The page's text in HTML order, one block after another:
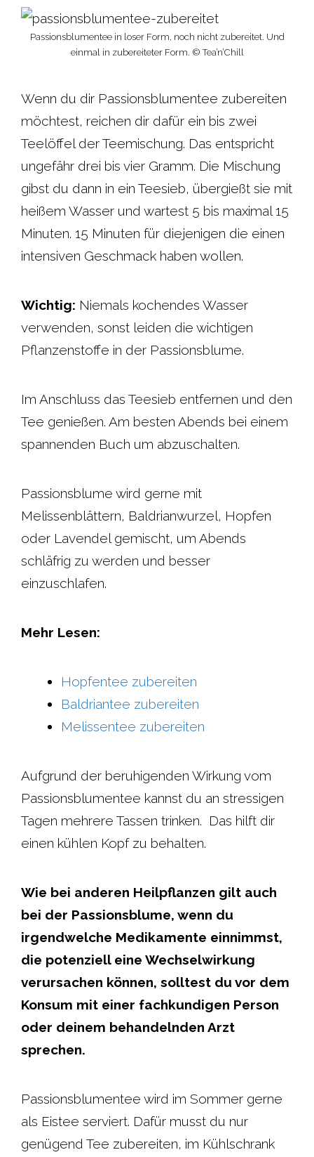
Passionsblumentee in loser Form, noch nicht zubereitet. Und
einmal in zubereiteter Form. © Tea’n’Chill
Wenn du dir Passionsblumentee zubereiten
möchtest, reichen dir dafür ein bis zwei
Teelöffel der Teemischung. Das entspricht
ungefähr drei bis vier Gramm. Die Mischung
gibst du dann in ein Teesieb, übergießt sie mit
heißem Wasser und wartest 5 bis maximal 15
Minuten. 15 Minuten für diejenigen die einen
intensiven Geschmack haben wollen.
Wichtig: Niemals kochendes Wasser
verwenden, sonst leiden die wichtigen
Pflanzenstoffe in der Passionsblume.
Im Anschluss das Teesieb entfernen und den
Tee genießen. Am besten Abends bei einem
spannenden Buch um abzuschalten.
Passionsblume wird gerne mit
Melissenblättern, Baldrianwurzel, Hopfen
oder Lavendel gemischt, um Abends
schläfrig zu werden und besser
einzuschlafen.
Mehr Lesen:
Hopfentee zubereiten
Baldriantee zubereiten
Melissentee zubereiten
Aufgrund der beruhigenden Wirkung vom
Passionsblumentee kannst du an stressigen
Tagen mehrere Tassen trinken. Das hilft dir
einen kühlen Kopf zu behalten.
Wie bei anderen Heilpflanzen gilt auch
bei der Passionsblume, wenn du
irgendwelche Medikamente einnimmst,
die potenziell eine Wechselwirkung
verursachen können, solltest du vor dem
Konsum mit einer fachkundigen Person
oder deinem behandelnden Arzt
sprechen.
Passionsblumentee wird im Sommer gerne
als Eistee serviert. Dafür musst du nur
genügend Tee zubereiten, im Kühlschrank